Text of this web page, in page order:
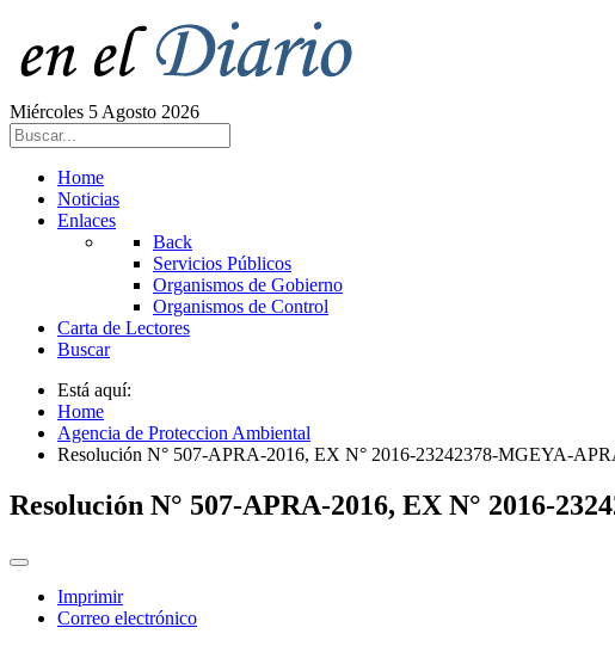
Miércoles 5 Agosto 2026
Home
Noticias
Enlaces
Back
Servicios Públicos
Organismos de Gobierno
Organismos de Control
Carta de Lectores
Buscar
Está aquí:
Home
Agencia de Proteccion Ambiental
Resolución N° 507-APRA-2016, EX N° 2016-23242378-MGEYA-
Resolución N° 507-APRA-2016, EX N° 2016-
Imprimir
Correo electrónico